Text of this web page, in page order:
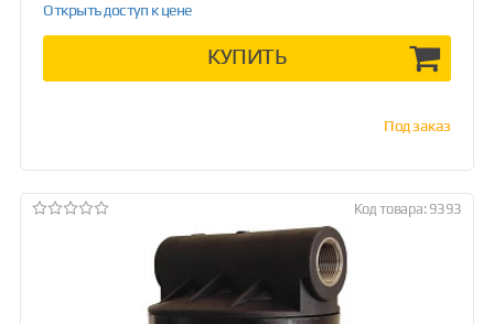
Открыть доступ к цене
КУПИТЬ
Под заказ
Код товара: 9393